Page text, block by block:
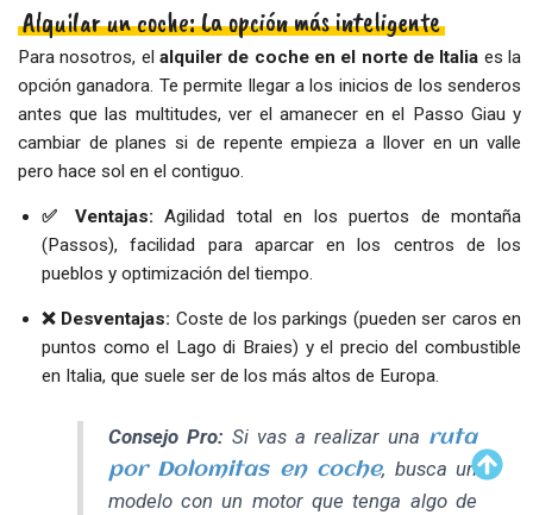
Alquilar un coche: La opción más inteligente
Para nosotros, el alquiler de coche en el norte de Italia es la
opción ganadora. Te permite llegar a los inicios de los senderos
antes que las multitudes, ver el amanecer en el Passo Giau y
cambiar de planes si de repente empieza a llover en un valle
pero hace sol en el contiguo.
✅ Ventajas: Agilidad total en los puertos de montaña
(Passos), facilidad para aparcar en los centros de los
pueblos y optimización del tiempo.
❌ Desventajas: Coste de los parkings (pueden ser caros en
puntos como el Lago di Braies) y el precio del combustible
en Italia, que suele ser de los más altos de Europa.
Consejo Pro: Si vas a realizar una ruta
por Dolomitas en coche, busca un
modelo con un motor que tenga algo de